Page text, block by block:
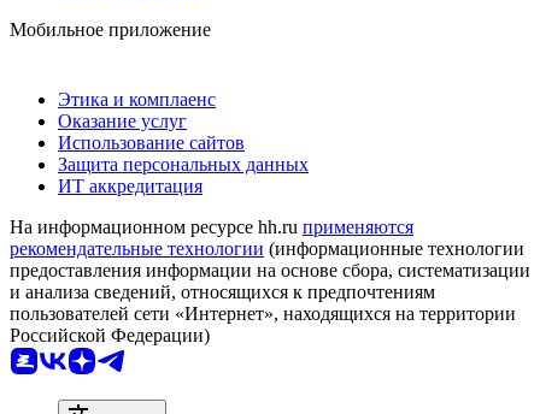
Мобильное приложение
Этика и комплаенс
Оказание услуг
Использование сайтов
Защита персональных данных
ИТ аккредитация
На информационном ресурсе hh.ru применяются
рекомендательные технологии (информационные технологии
предоставления информации на основе сбора, систематизации
и анализа сведений, относящихся к предпочтениям
пользователей сети «Интернет», находящихся на территории
Российской Федерации)